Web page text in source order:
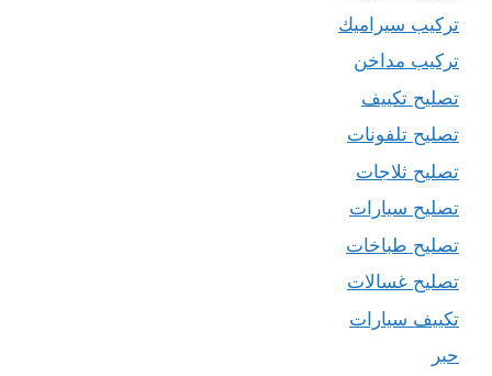
تركيب سيراميك
تركيب مداخن
تصليح تكييف
تصليح تلفونات
تصليح ثلاجات
تصليح سيارات
تصليح طباخات
تصليح غسالات
تكييف سيارات
حبر